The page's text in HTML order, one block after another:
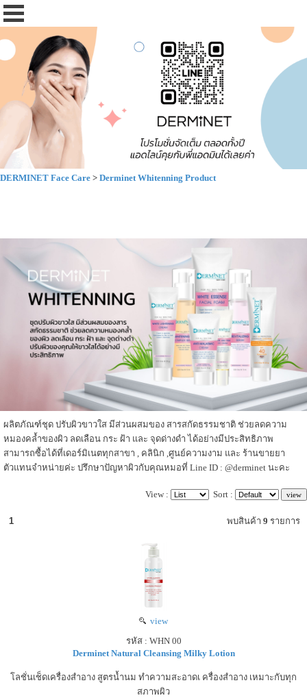
DERMINET Face Care > Derminet Whitenning Product
ผลิตภัณฑ์ชุด ปรับผิวขาวใส มีส่วนผสมของ สารสกัดธรรมชาติ ช่วยลดความ
หมองคล้ำของผิว ลดเลือน กระ ฝ้า และ จุดด่างดำ ได้อย่างมีประสิทธิภาพ
สามารถซื้อได้ที่เดอร์มิเนตทุกสาขา , คลินิก ,ศูนย์ความงาม และ ร้านขายยา
ตัวแทนจำหน่ายค่ะ ปรึกษาปัญหาผิวกับคุณหมอที่ Line ID : @derminet นะคะ
View : Sort :
1 พบสินค้า 9 รายการ
view
รหัส : WHN 00
Derminet Natural Cleansing Milky Lotion
โลชั่นเช็ดเครื่องสำอาง สูตรน้ำนม ทำความสะอาดเ ครื่องสำอาง เหมาะกับทุก
สภาพผิว